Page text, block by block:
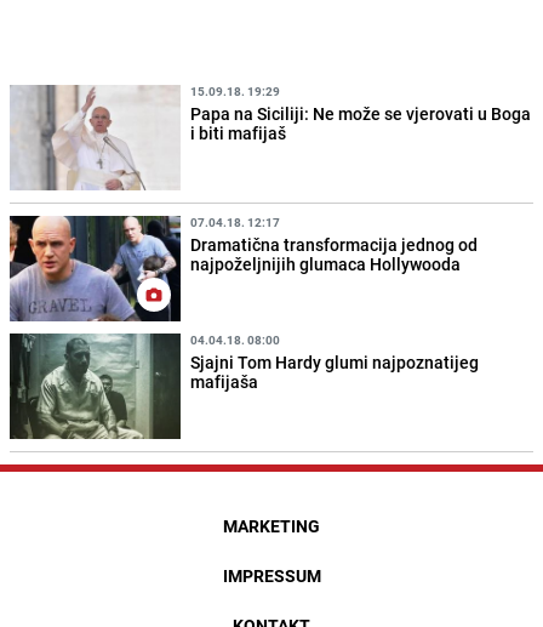
15.09.18. 19:29
Papa na Siciliji: Ne može se vjerovati u Boga
i biti mafijaš
07.04.18. 12:17
Dramatična transformacija jednog od
najpoželjnijih glumaca Hollywooda
04.04.18. 08:00
Sjajni Tom Hardy glumi najpoznatijeg
mafijaša
MARKETING
IMPRESSUM